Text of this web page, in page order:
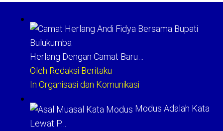
Herlang Dengan Camat Baru…
Oleh Redaksi Beritaku
In Organisasi dan Komunikasi
Modus Adalah Kata
Lewat P…